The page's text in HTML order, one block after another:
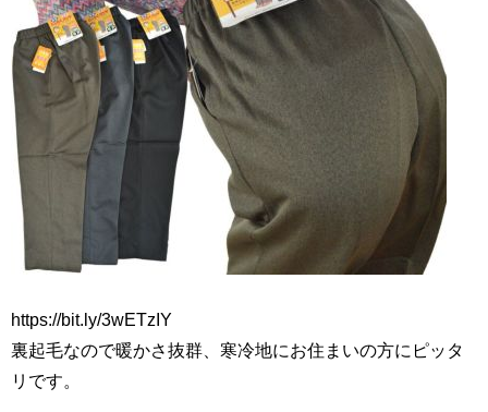
https://bit.ly/3wETzIY
裏起毛なので暖かさ抜群、寒冷地にお住まいの方にピッタ
リです。